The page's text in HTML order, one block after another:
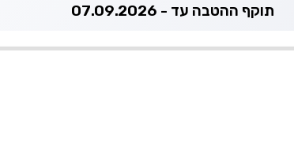
תוקף ההטבה עד - 07.09.2026